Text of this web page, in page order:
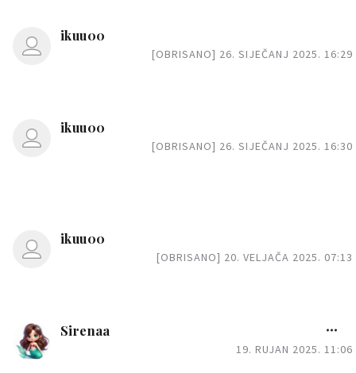
ikuu00
[OBRISANO] 26. SIJEČANJ 2025. 16:29
ikuu00
[OBRISANO] 26. SIJEČANJ 2025. 16:30
ikuu00
[OBRISANO] 20. VELJAČA 2025. 07:13
Sirenaa
19. RUJAN 2025. 11:06